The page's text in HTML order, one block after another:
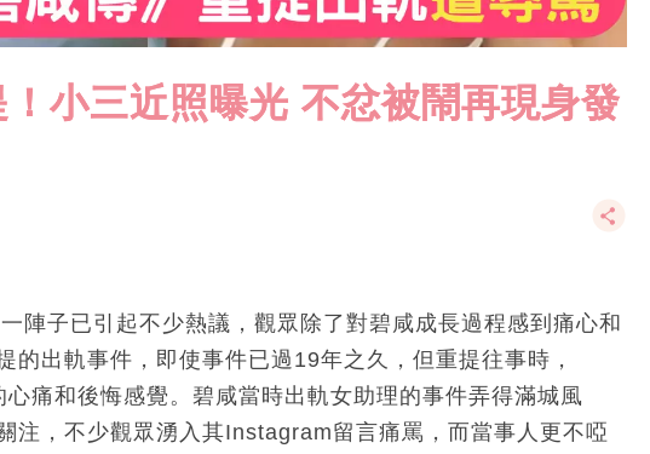
小三近照曝光 不忿被鬧再現身發
陣子已引起不少熱議，觀眾除了對碧咸成長過程感到痛心和
的出軌事件，即使事件已過19年之久，但重提往事時，
痛和後悔感覺。碧咸當時出軌女助理的事件弄得滿城風
注，不少觀眾湧入其Instagram留言痛罵，而當事人更不啞